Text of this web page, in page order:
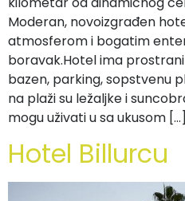
Moderan, novoizgrađen
atmosferom i bogatim
boravak.Hotel ima
bazen, parking, sopstvenu
na plaži su ležaljke i
mogu uživati u sa ukusom […]
Hotel Billurcu